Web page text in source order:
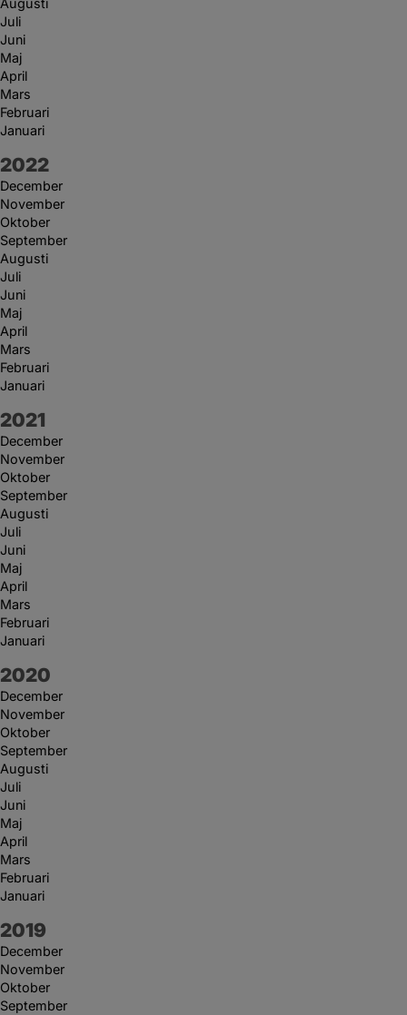
Augusti
Juli
Juni
Maj
April
Mars
Februari
Januari
År:
2022
December
November
Oktober
September
Augusti
Juli
Juni
Maj
April
Mars
Februari
Januari
År:
2021
December
November
Oktober
September
Augusti
Juli
Juni
Maj
April
Mars
Februari
Januari
År:
2020
December
November
Oktober
September
Augusti
Juli
Juni
Maj
April
Mars
Februari
Januari
År:
2019
December
November
Oktober
September